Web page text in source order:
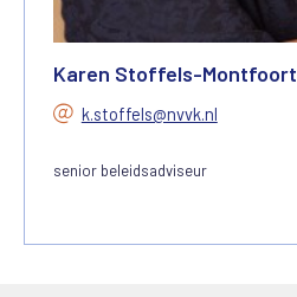
Karen Stoffels-Montfoort
k.stoffels@nvvk.nl
senior beleidsadviseur